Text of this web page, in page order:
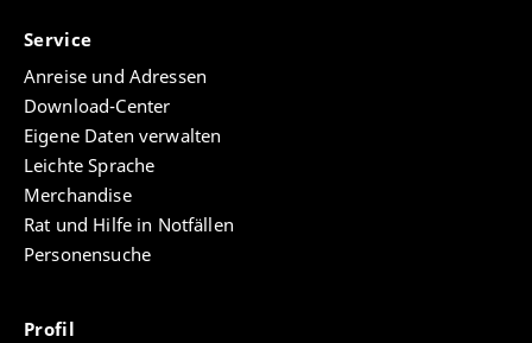
Service
Anreise und Adressen
Download-Center
Eigene Daten verwalten
Leichte Sprache
Merchandise
Rat und Hilfe in Notfällen
Personensuche
Profil